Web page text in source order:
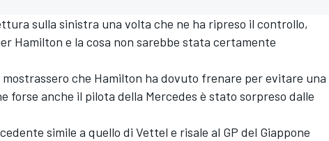
sulla sinistra una volta che ne ha ripreso il controllo,
Hamilton e la cosa non sarebbe stata certamente
che Hamilton ha dovuto frenare per evitare una
forse anche il pilota della Mercedes è stato sorpreso dalle
simile a quello di Vettel e risale al GP del Giappone